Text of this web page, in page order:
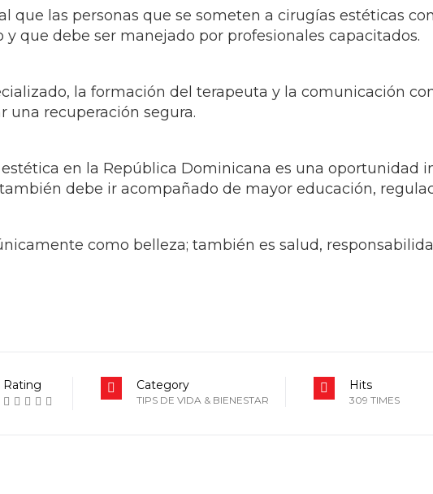
que las personas que se someten a cirugías estéticas
que debe ser manejado por profesionales capacitados.
la formación del terapeuta y la comunicación
una recuperación segura.
en la República Dominicana es una oportunidad
debe ir acompañado de mayor educación,
como belleza; también es salud,
Rating Category
TIPS DE VIDA & BIENESTAR
Hits
309 TIMES